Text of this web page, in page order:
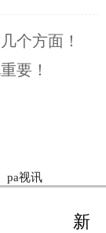
个方面！
要！
pa视讯
新